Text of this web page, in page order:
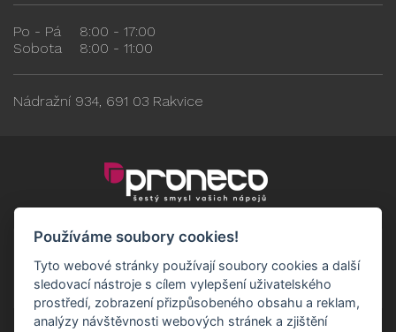
Po - Pá
8:00 - 17:00
Sobota
8:00 - 11:00
Nádražní 934, 691 03 Rakvice
Používáme soubory cookies!
Tyto webové stránky používají soubory cookies a další
sledovací nástroje s cílem vylepšení uživatelského
prostředí, zobrazení přizpůsobeného obsahu a reklam,
analýzy návštěvnosti webových stránek a zjištění